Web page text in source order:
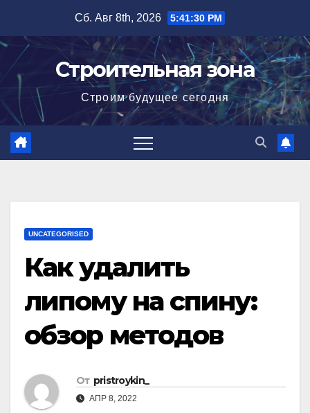
содержимому
Сб. Авг 8th, 2026 5:41:31 PM
Строительная зона
Строим будущее сегодня
UNCATEGORISED
Как удалить
липому на спину:
обзор методов
От pristroykin_
АПР 8, 2022